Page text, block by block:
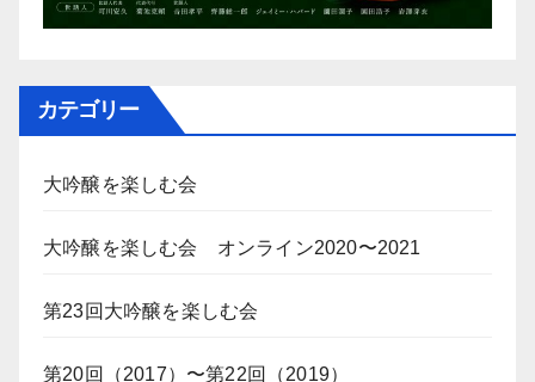
カテゴリー
大吟醸を楽しむ会
大吟醸を楽しむ会 オンライン2020〜2021
第23回大吟醸を楽しむ会
第20回（2017）〜第22回（2019）